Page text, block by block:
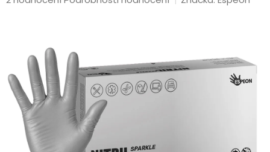
5
hvězdiček.